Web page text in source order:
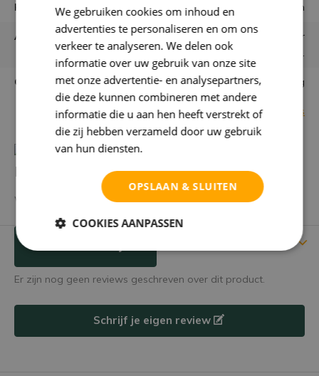
Houdbaarheid minimaal 6 maanden
Aantal stelen
ongeveer 40 / 50 stelen per
bos.
Garantie niet goed = geld terug
Bekijk alle specificaties
Heb je een vraag over dit product?
We helpen je graag met het vinden van het juiste product.
Er zijn nog geen reviews geschreven over dit product.
Schrijf je eigen review
We gebruiken cookies om inhoud en
advertenties te personaliseren en om ons
verkeer te analyseren. We delen ook
informatie over uw gebruik van onze site
met onze advertentie- en analysepartners,
die deze kunnen combineren met andere
informatie die u aan hen heeft verstrekt of
die zij hebben verzameld door uw gebruik
van hun diensten.
OPSLAAN & SLUITEN
COOKIES AANPASSEN